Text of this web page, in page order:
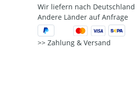
Wir liefern nach Deutschland
Andere Länder auf Anfrage
Zahlung & Versand